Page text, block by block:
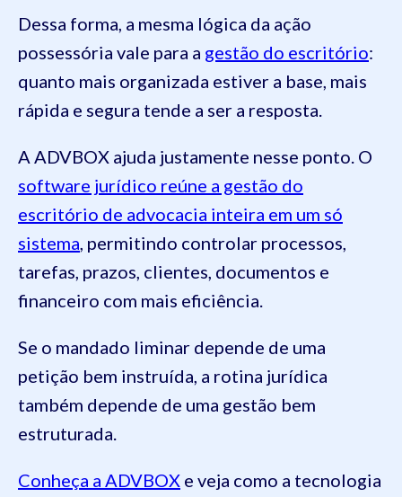
Dessa forma, a mesma lógica da ação
possessória vale para a gestão do escritório:
quanto mais organizada estiver a base, mais
rápida e segura tende a ser a resposta.
A ADVBOX ajuda justamente nesse ponto. O
software jurídico reúne a gestão do
escritório de advocacia inteira em um só
sistema, permitindo controlar processos,
tarefas, prazos, clientes, documentos e
financeiro com mais eficiência.
Se o mandado liminar depende de uma
petição bem instruída, a rotina jurídica
também depende de uma gestão bem
estruturada.
Conheça a ADVBOX e veja como a tecnologia